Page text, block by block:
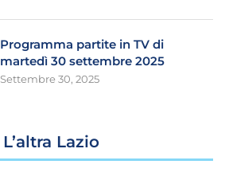
Programma partite in TV di
martedì 30 settembre 2025
Settembre 30, 2025
L’altra Lazio